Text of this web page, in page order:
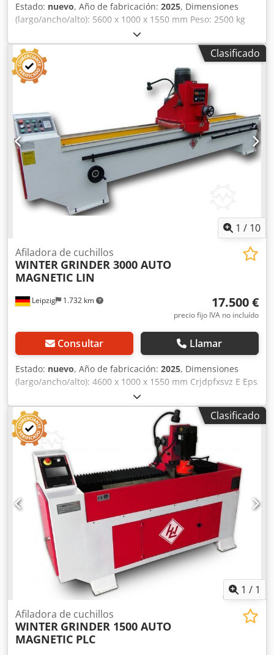
Estado: nuevo, Año de fabricación: 2025, Dimensiones
(largo/ancho/alto): 5600 x 1000 x 1550 mm Peso: 2500 kg
Potencia total requerida: 6,5 kW Afiladora de cuchillas de
cepilladora GRINDER 4000 AUTO MAGNETIC LINEAR -
Ancho de trabajo máximo: 4000 mm - Guías lineales en el
eje X - Proceso de trabajo automático en el eje X - Ajuste
automático del eje Z Codovz E E Ajpfx Ai Sjrf - Mesa de
sujeción magnética de 2 x 2050 mm x 200 mm - Ajuste del
ángulo de rectificado +/- 90° - Velocidad de la muela
abrasiva: 1440 rpm - Dimensiones de la muela abrasiva: Ø
205 x 115 x Ø 145 mm - Velocidad de avance: 0-12 m/min,
ajustable de forma continua con variador de frecuencia -
Motor: 5,5 kW / 400 V - Motor de avance: 0,75 kW - Motor
de la bomba de refrigerante: 90 W - El sistema de
refrigeración evita el sobrecalentamiento de las cuchillas -
Lámpara halógena con soporte ajustable - Dimensiones: L
= 5600 mm, A = 1000 mm, H = 1550 mm - Peso: 2500 kg
Clasificado
1 / 10
Leipzig 1.732 km
Afiladora de cuchillos
WINTER GRINDER 3000 AUTO
MAGNETIC LIN
17.500 €
precio fijo IVA no incluído
Consultar Llamar
Estado: nuevo, Año de fabricación: 2025, Dimensiones
(largo/ancho/alto): 4600 x 1000 x 1550 mm Crjdpfxsvz E Eps
Ai Ssf Peso: 2500 kg Potencia total requerida: 6,5 kW
Afiladora de cuchillas de cepilladora GRINDER 3000 AUTO
MAGNETIC LINEAR - Ancho de trabajo máximo: 3000 mm -
Guías lineales en el eje X - Proceso de trabajo automático
en el eje X - Ajuste automático del eje Z - Mesa magnética
de sujeción: 200 x 3100 mm - Ajuste del ángulo de
rectificado: +/- 90° - Velocidad de giro del disco de
rectificado: 1440 rpm - Disco de rectificado: Ø 200 x 100 x
100 mm - Velocidad de avance: 3-9 m/min, ajustable de
forma continua mediante variador de frecuencia - Motor:
5,5 kW / 400 V - Motor de avance: 0,75 kW - Motor de la
bomba de refrigerante: 90 W - El sistema de refrigeración
evita el sobrecalentamiento de las cuchillas - Lámpara
halógena con soporte ajustable - Dimensiones: L = 4600
mm, A = 1000 mm, H = 1550 mm - Peso: 2500 kg
Clasificado
1 / 1
Afiladora de cuchillos
WINTER GRINDER 1500 AUTO
MAGNETIC PLC